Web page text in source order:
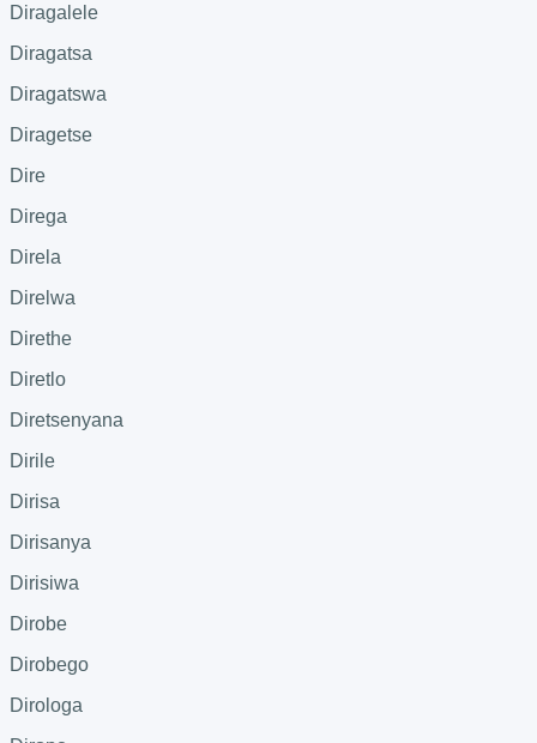
Diragalele
Diragatsa
Diragatswa
Diragetse
Dire
Direga
Direla
Direlwa
Direthe
Diretlo
Diretsenyana
Dirile
Dirisa
Dirisanya
Dirisiwa
Dirobe
Dirobego
Dirologa